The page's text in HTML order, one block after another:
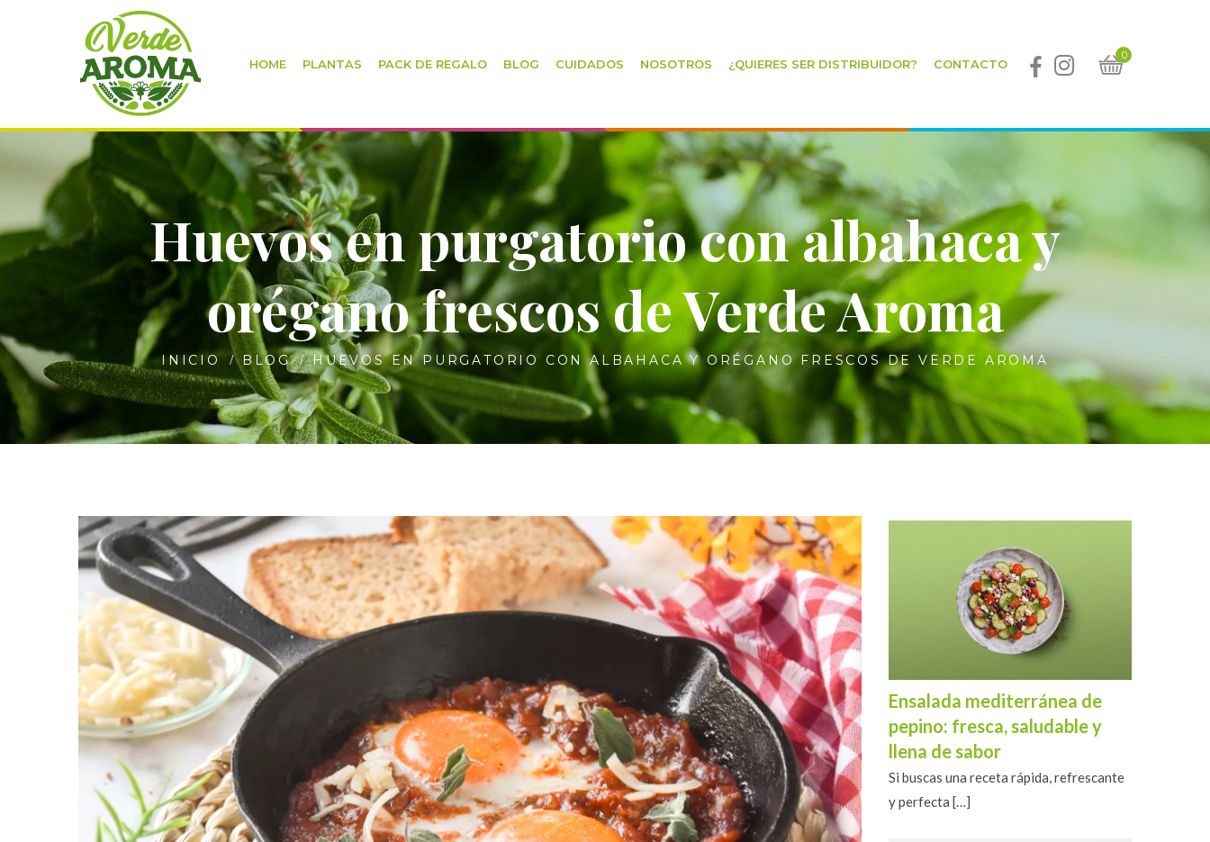
HOME PLANTAS PACK DE REGALO BLOG CUIDADOS NOSOTROS ¿QUIERES SER DISTRIBUIDOR? CONTACTO
0
Huevos en purgatorio con albahaca y
orégano frescos de Verde Aroma
INICIO BLOG HUEVOS EN PURGATORIO CON ALBAHACA Y ORÉGANO FRESCOS DE VERDE AROMA
Ensalada mediterránea de
pepino: fresca, saludable y
llena de sabor
Si buscas una receta rápida, refrescante
y perfecta […]